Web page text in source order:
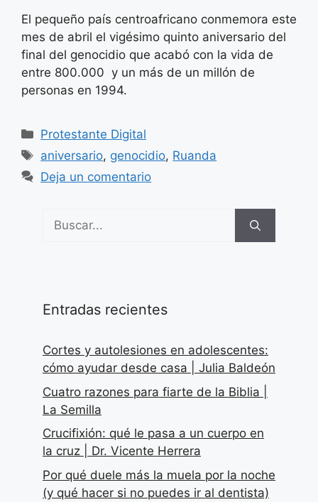
El pequeño país centroafricano conmemora este
mes de abril el vigésimo quinto aniversario del
final del genocidio que acabó con la vida de
entre 800.000 y un más de un millón de
personas en 1994.
Categorías
Protestante Digital
Etiquetas
aniversario, genocidio, Ruanda
Deja un comentario
Buscar:
Entradas recientes
Cortes y autolesiones en adolescentes:
cómo ayudar desde casa | Julia Baldeón
Cuatro razones para fiarte de la Biblia |
La Semilla
Crucifixión: qué le pasa a un cuerpo en
la cruz | Dr. Vicente Herrera
Por qué duele más la muela por la noche
(y qué hacer si no puedes ir al dentista)